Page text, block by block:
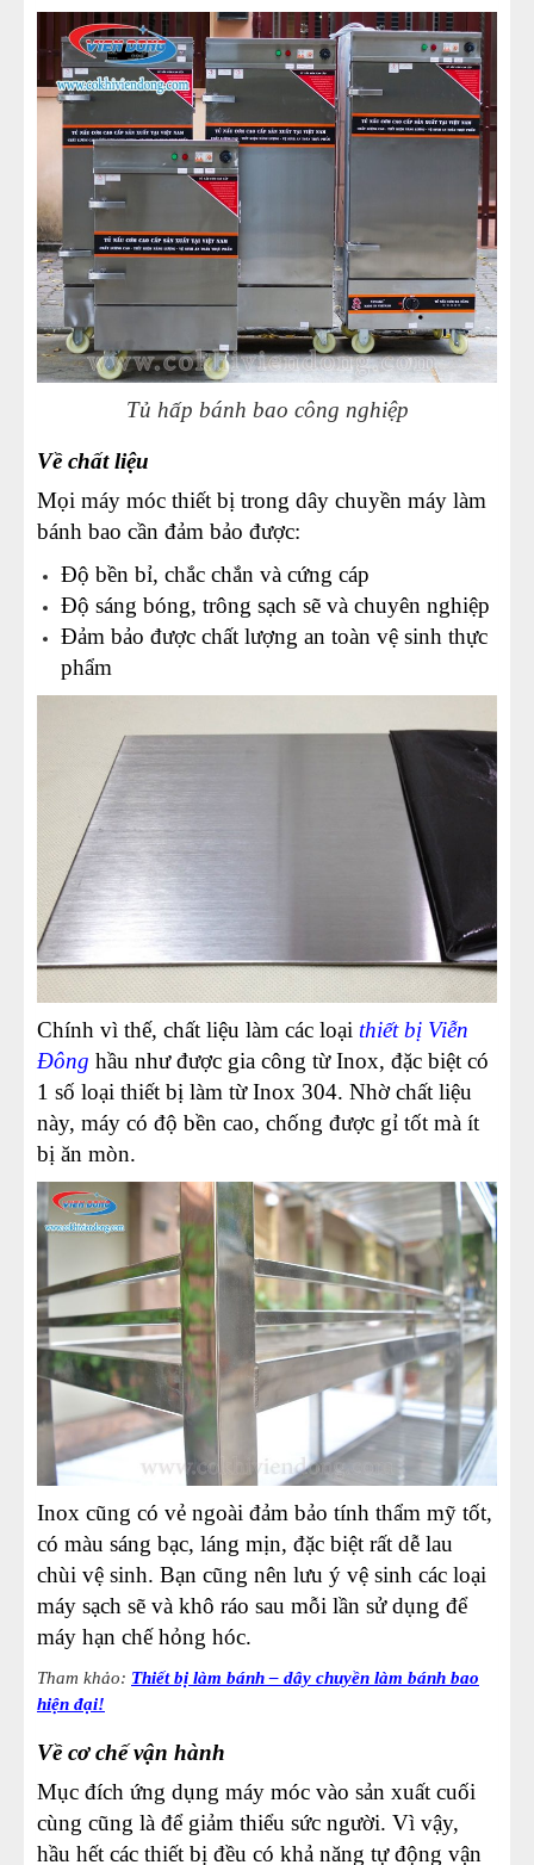
Tủ hấp bánh bao công nghiệp
Về chất liệu
Mọi máy móc thiết bị trong dây chuyền máy làm
bánh bao cần đảm bảo được:
Độ bền bỉ, chắc chắn và cứng cáp
Độ sáng bóng, trông sạch sẽ và chuyên nghiệp
Đảm bảo được chất lượng an toàn vệ sinh thực
phẩm
Chính vì thế, chất liệu làm các loại thiết bị Viễn
Đông hầu như được gia công từ Inox, đặc biệt có
1 số loại thiết bị làm từ Inox 304. Nhờ chất liệu
này, máy có độ bền cao, chống được gỉ tốt mà ít
bị ăn mòn.
Inox cũng có vẻ ngoài đảm bảo tính thẩm mỹ tốt,
có màu sáng bạc, láng mịn, đặc biệt rất dễ lau
chùi vệ sinh. Bạn cũng nên lưu ý vệ sinh các loại
máy sạch sẽ và khô ráo sau mỗi lần sử dụng để
máy hạn chế hỏng hóc.
Tham khảo: Thiết bị làm bánh – dây chuyền làm bánh bao
hiện đại!
Về cơ chế vận hành
Mục đích ứng dụng máy móc vào sản xuất cuối
cùng cũng là để giảm thiểu sức người. Vì vậy,
hầu hết các thiết bị đều có khả năng tự động vận